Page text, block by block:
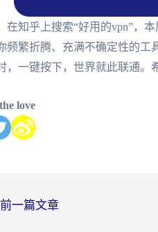
在知乎上搜索“好用的vpn”，
频繁折腾、充满不确定性的工
，一键按下，世界就此联通。
love
前一篇文章